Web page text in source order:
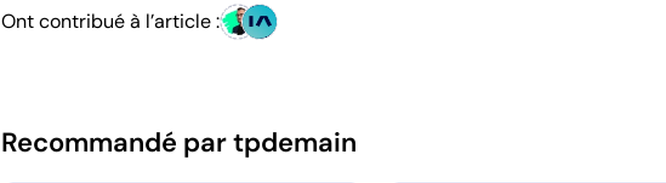
Ont contribué à l’article :
Recommandé par tpdemain